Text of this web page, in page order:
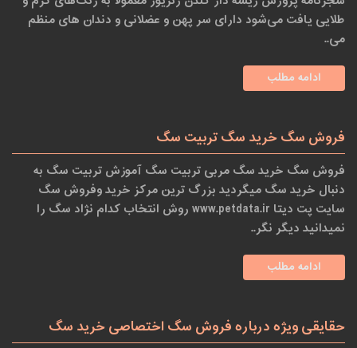
طلایی یافت می‌شود دارای سر پهن و عضلانی و دندان های منظم
می..
ادامه مطلب
فروش سگ خرید سگ تربیت سگ
فروش سگ خرید سگ مربی تربیت سگ آموزش تربیت سگ به
دنبال خرید سگ میگردید بزرگ ترین مرکز خرید وفروش سگ
سایت پت دیتا www.petdata.ir روش انتخاب کدام نژاد سگ را
نمیدانید دیگر نگر..
ادامه مطلب
حقایقی ویژه درباره فروش سگ اختصاصی خرید سگ